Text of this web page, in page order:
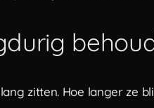
zitten. Hoe langer ze